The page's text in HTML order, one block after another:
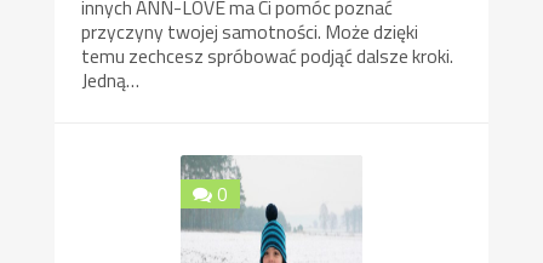
innych ANN-LOVE ma Ci pomóc poznać
przyczyny twojej samotności. Może dzięki
temu zechcesz spróbować podjąć dalsze kroki.
Jedną…
0